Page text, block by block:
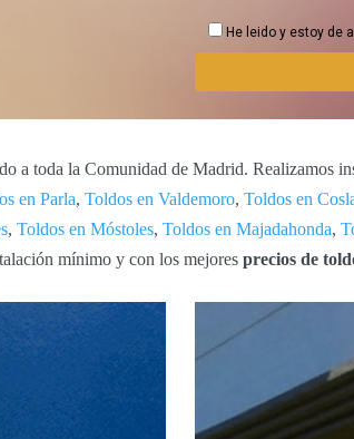
He leido y estoy de
a toda la Comunidad de Madrid. Realizamos
en Parla, Toldos en Valdemoro, Toldos en
, Toldos en Móstoles, Toldos en Majadahonda,
mínimo y con los mejores precios de